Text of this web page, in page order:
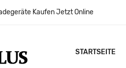
Kaufen Jetzt Online
STARTSEITE